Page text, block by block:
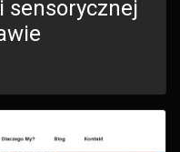
sensorycznej